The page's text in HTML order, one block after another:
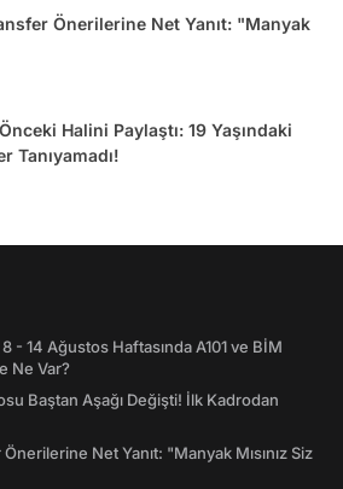
Önerilerine Net Yanıt: "Manyak
Halini Paylaştı: 19 Yaşındaki
Tanıyamadı!
- 14 Ağustos Haftasında A101 ve BİM
Ne Var?
Baştan Aşağı Değişti! İlk Kadrodan
Net Yanıt: "Manyak Mısınız Siz